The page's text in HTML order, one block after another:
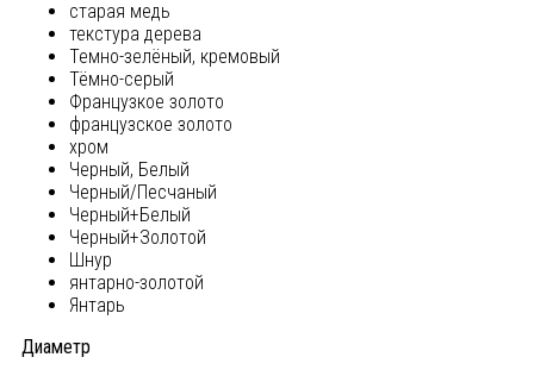
старая медь
текстура дерева
Темно-зелёный, кремовый
Тёмно-серый
Французкое золото
французское золото
хром
Черный, Белый
Черный/Песчаный
Черный+Белый
Черный+Золотой
Шнур
янтарно-золотой
Янтарь
Диаметр